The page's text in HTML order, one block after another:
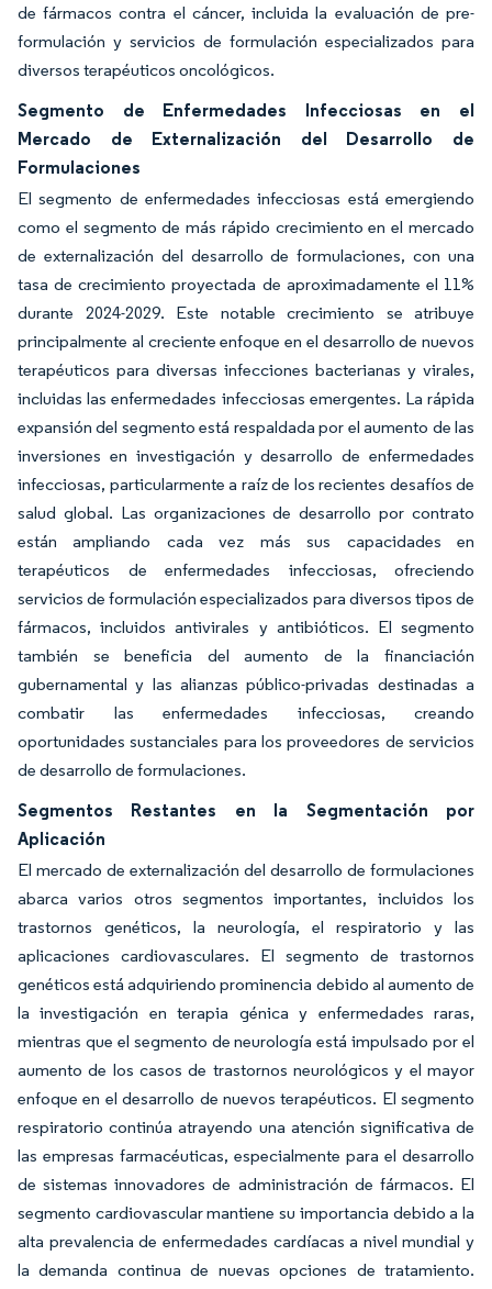
de fármacos contra el cáncer, incluida la evaluación de pre-
formulación y servicios de formulación especializados para
diversos terapéuticos oncológicos.
Segmento de Enfermedades Infecciosas en el
Mercado de Externalización del Desarrollo de
Formulaciones
El segmento de enfermedades infecciosas está emergiendo
como el segmento de más rápido crecimiento en el mercado
de externalización del desarrollo de formulaciones, con una
tasa de crecimiento proyectada de aproximadamente el 11%
durante 2024-2029. Este notable crecimiento se atribuye
principalmente al creciente enfoque en el desarrollo de nuevos
terapéuticos para diversas infecciones bacterianas y virales,
incluidas las enfermedades infecciosas emergentes. La rápida
expansión del segmento está respaldada por el aumento de las
inversiones en investigación y desarrollo de enfermedades
infecciosas, particularmente a raíz de los recientes desafíos de
salud global. Las organizaciones de desarrollo por contrato
están ampliando cada vez más sus capacidades en
terapéuticos de enfermedades infecciosas, ofreciendo
servicios de formulación especializados para diversos tipos de
fármacos, incluidos antivirales y antibióticos. El segmento
también se beneficia del aumento de la financiación
gubernamental y las alianzas público-privadas destinadas a
combatir las enfermedades infecciosas, creando
oportunidades sustanciales para los proveedores de servicios
de desarrollo de formulaciones.
Segmentos Restantes en la Segmentación por
Aplicación
El mercado de externalización del desarrollo de formulaciones
abarca varios otros segmentos importantes, incluidos los
trastornos genéticos, la neurología, el respiratorio y las
aplicaciones cardiovasculares. El segmento de trastornos
genéticos está adquiriendo prominencia debido al aumento de
la investigación en terapia génica y enfermedades raras,
mientras que el segmento de neurología está impulsado por el
aumento de los casos de trastornos neurológicos y el mayor
enfoque en el desarrollo de nuevos terapéuticos. El segmento
respiratorio continúa atrayendo una atención significativa de
las empresas farmacéuticas, especialmente para el desarrollo
de sistemas innovadores de administración de fármacos. El
segmento cardiovascular mantiene su importancia debido a la
alta prevalencia de enfermedades cardíacas a nivel mundial y
la demanda continua de nuevas opciones de tratamiento.